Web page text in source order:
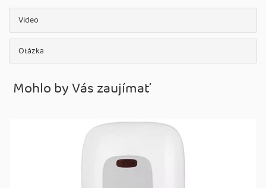
Video
Otázka
Mohlo by Vás zaujímať